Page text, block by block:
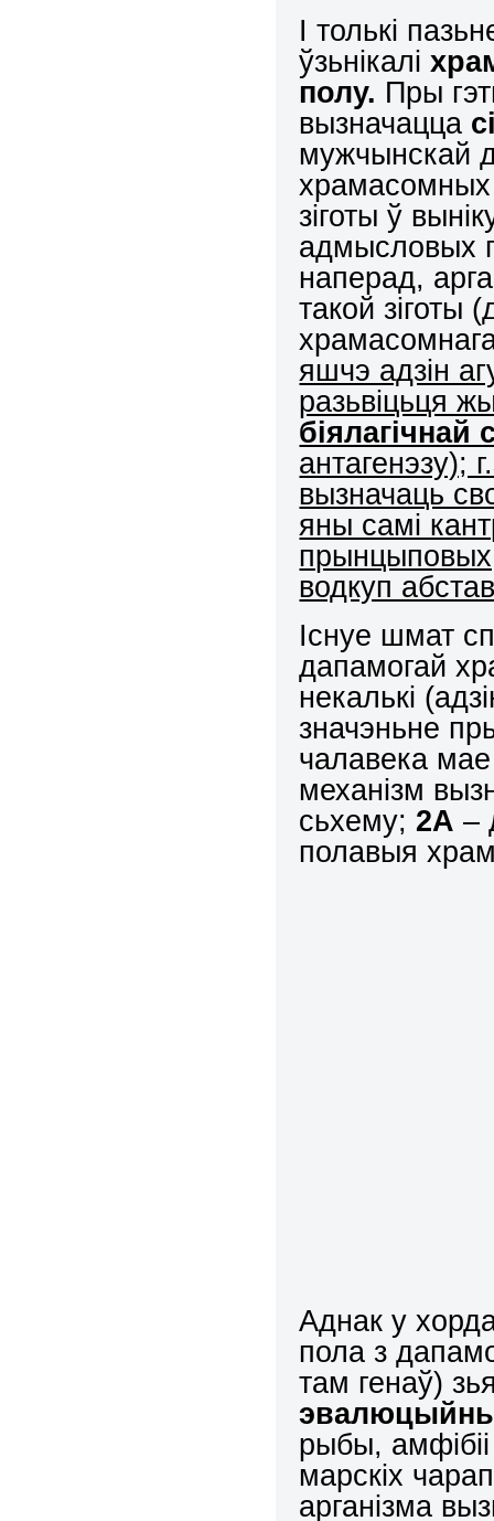
І толькі
ўзьнікалі
полу. Пры
вызначацца
мужчынскай
зіготы ў
адмысловых
наперад,
такой зіготы
яшчэ адзін
разьвіцьця
біялагічнай
антагенэзу);
вызначаць
яны самі
водкуп
Існуе шмат
дапамогай
некалькі
значэньне
чалавека
механізм
сьхему; 2А –
полавыя
Аднак у
пола з
там генаў)
рыбы,
марскіх
арганізма